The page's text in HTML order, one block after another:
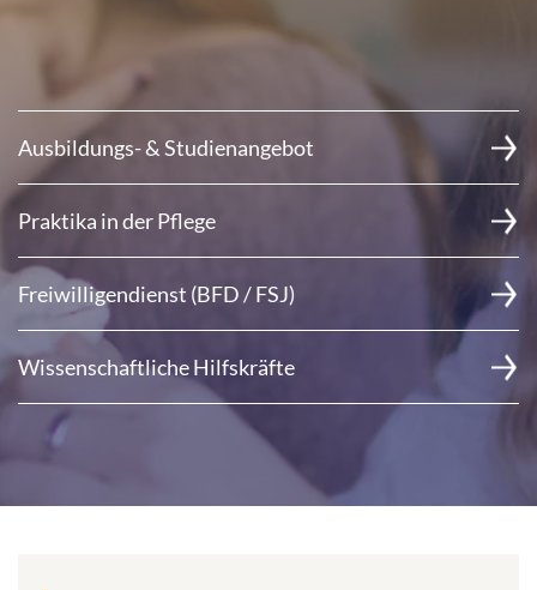
Ausbildungs- & Studienangebot
Praktika in der Pflege
Freiwilligendienst (BFD / FSJ)
Wissenschaftliche Hilfskräfte